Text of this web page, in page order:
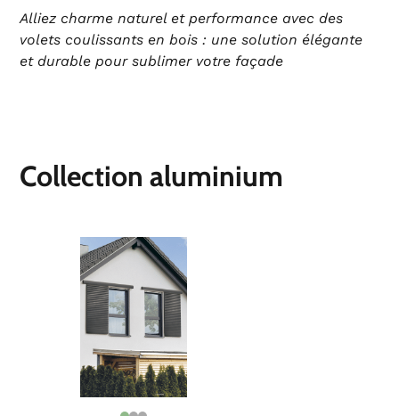
Alliez charme naturel et performance avec des
volets coulissants en bois : une solution élégante
et durable pour sublimer votre façade
Collection aluminium